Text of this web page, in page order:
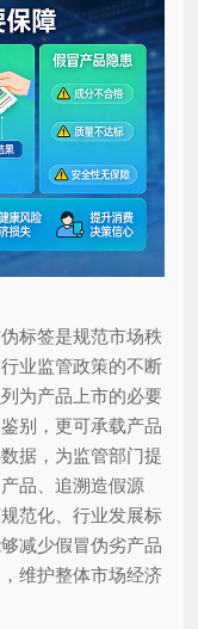
标签是规范市场秩
业监管政策的不断
为产品上市的必要
别，更可承载产品
据，为监管部门提
品、追溯造假源
范化、行业发展标
减少假冒伪劣产品
维护整体市场经济